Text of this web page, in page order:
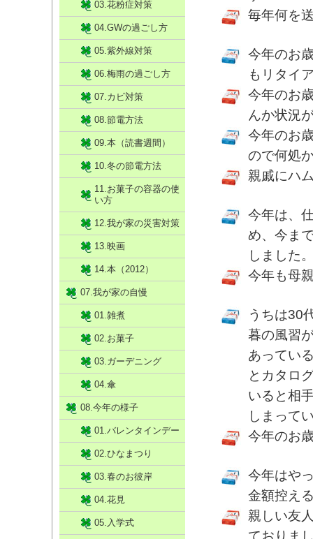
毎年何を
今年のお
もリタイ
今年のお
んか状況
今年のお
ので何処
親戚にハ
今年は、
め、今ま
しました
今年も母
うちは30
暮の風習
あってい
とカタロ
いると相
しまって
今年のお
今年はや
金額控え
親しい友
ておりま
03.花粉症対策
04.GWの過ごし方
05.紫外線対策
06.梅雨の過ごし方
07.カビ対策
08.節電方法
09.本（読書週間）
10.冬の節電方法
11.お菓子の容器の使
い方
12.我が家の災害対策
13.映画
14.本（2012）
07.我が家の自慢
01.雑煮
02.お菓子
03.ガーデニング
04.傘
08.今年の様子
01.バレンタインデー
02.ひなまつり
03.春のお彼岸
04.花見
05.入学式